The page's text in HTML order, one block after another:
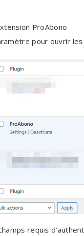
ProAbono
pour ouvrir
requis